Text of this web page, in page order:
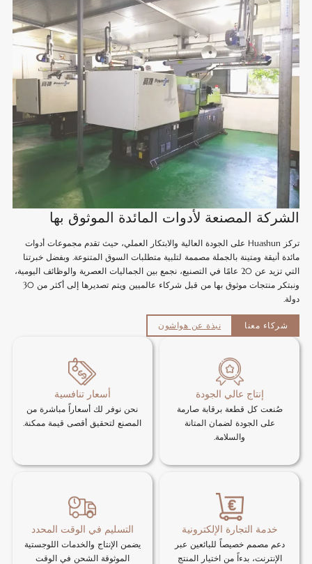
الشركة المصنعة لأدوات المائدة الموثوق بها
تركز Huashun على الجودة العالية والابتكار العملي، حيث تقدم مجموعات أدوات
مائدة أنيقة ومتينة بالجملة مصممة لتلبية متطلبات السوق المتنوعة. وبفضل خبرتنا
التي تزيد عن 20 عامًا في التصنيع، نجمع بين الجماليات العصرية والوظائف اليومية،
ونبتكر منتجات موثوق بها من قبل شركاء عالميين ويتم تصديرها إلى أكثر من 30
دولة.
شركاء معنا نبذة عن هواشون
إنتاج عالي الجودة
صُنعت كل قطعة برقابة صارمة
على الجودة لضمان المتانة
والسلامة.
أسعار تنافسية
نحن نوفر لك أسعاراً مباشرة من
المصنع لتحقيق أقصى قيمة ممكنة.
خدمة التجارة الإلكترونية
دعم مصمم خصيصاً للبائعين عبر
الإنترنت، بدءاً من اختيار المنتج
التسليم في الوقت المحدد
يضمن الإنتاج والخدمات اللوجستية
الموثوقة الشحن في الوقت